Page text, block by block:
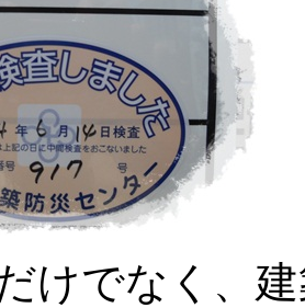
けでなく、